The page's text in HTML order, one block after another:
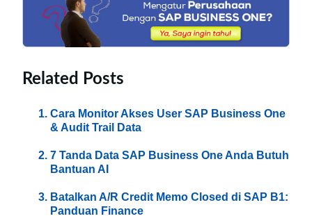
Related Posts
Cara Monitor Akses User SAP Business One
& Audit Trail Data
7 Tanda Data SAP Business One Anda Butuh
Bantuan AI
Batalkan A/R Credit Memo Closed di SAP B1:
Panduan Finance